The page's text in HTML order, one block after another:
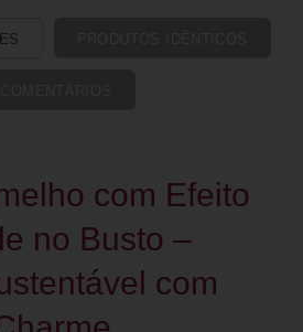
com Efeito
no Busto –
com